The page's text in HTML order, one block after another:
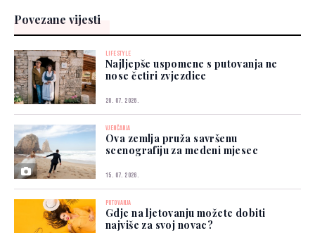
Povezane vijesti
LIFESTYLE
Najljepše uspomene s putovanja ne
nose četiri zvjezdice
20. 07. 2026.
VJENČANJA
Ova zemlja pruža savršenu
scenografiju za medeni mjesec
15. 07. 2026.
PUTOVANJA
Gdje na ljetovanju možete dobiti
najviše za svoj novac?